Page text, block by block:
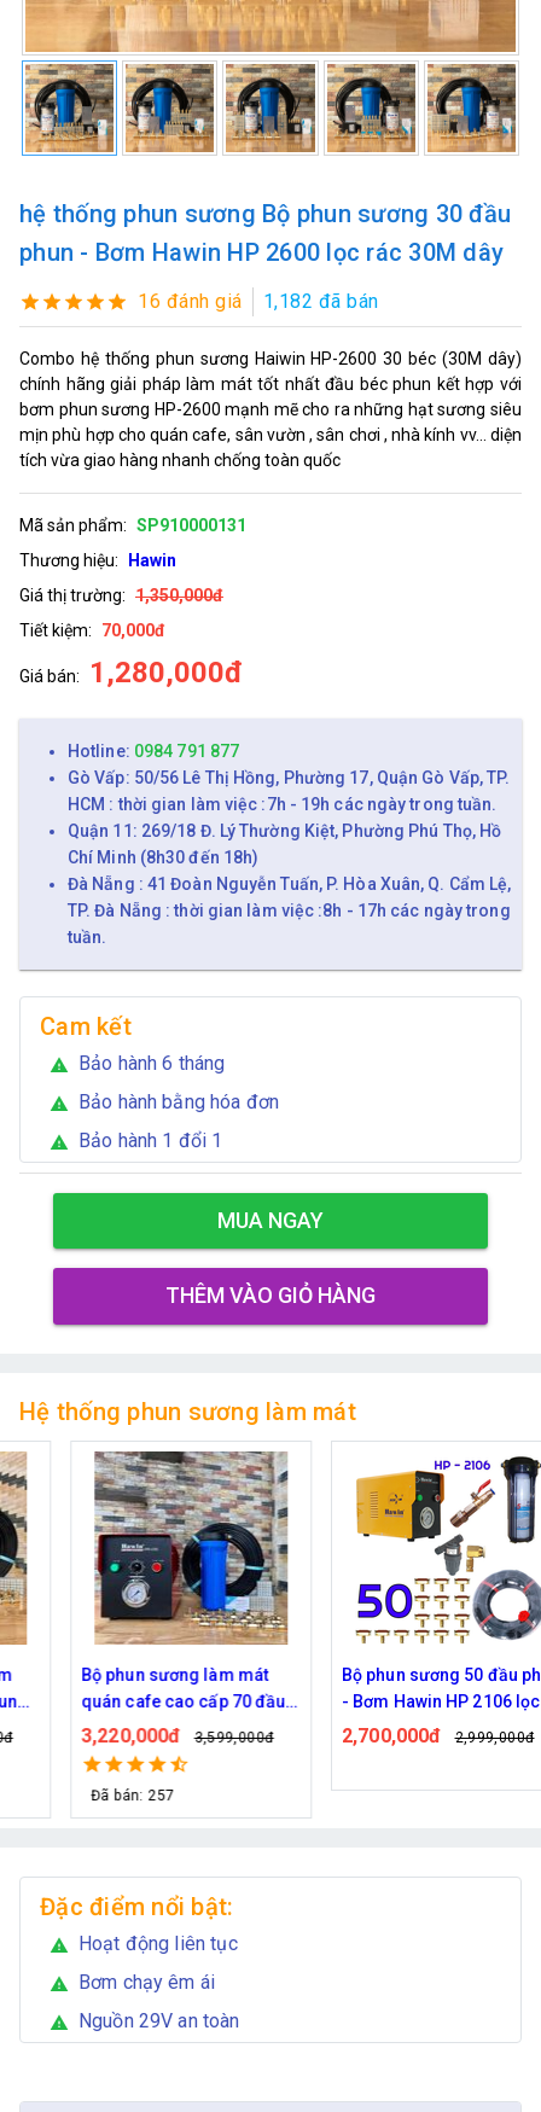
hệ thống phun sương Bộ phun sương 30 đầu
phun - Bơm Hawin HP 2600 lọc rác 30M dây
16 đánh giá 1,182 đã bán
Combo hệ thống phun sương Haiwin HP-2600 30 béc (30M dây)
chính hãng giải pháp làm mát tốt nhất đầu béc phun kết hợp với
bơm phun sương HP-2600 mạnh mẽ cho ra những hạt sương siêu
mịn phù hợp cho quán cafe, sân vườn , sân chơi , nhà kính vv... diện
tích vừa giao hàng nhanh chống toàn quốc
Mã sản phẩm: SP910000131
Thương hiệu:
Hawin
Giá thị trường: 1,350,000đ
Tiết kiệm:
70,000đ
Giá bán: 1,280,000đ
Hotline: 0984 791 877
Gò Vấp: 50/56 Lê Thị Hồng, Phường 17, Quận Gò Vấp, TP.
HCM : thời gian làm việc :7h - 19h các ngày trong tuần.
Quận 11: 269/18 Đ. Lý Thường Kiệt, Phường Phú Thọ, Hồ
Chí Minh (8h30 đến 18h)
Đà Nẵng : 41 Đoàn Nguyễn Tuấn, P. Hòa Xuân, Q. Cẩm Lệ,
TP. Đà Nẵng : thời gian làm việc :8h - 17h các ngày trong
tuần.
Cam kết
warning Bảo hành 6 tháng
warning Bảo hành bằng hóa đơn
warning Bảo hành 1 đổi 1
MUA NGAY
THÊM VÀO GIỎ HÀNG
Hệ thống phun sương làm mát
Bộ phun sương làm mát
quán cafe cao cấp 70 đầu
3,220,000đ 3,599,000đ
Đã bán: 257
Bộ phun sương 50 đầu phun
- Bơm Hawin HP 2106 lọc
rác 50M dây
2,700,000đ 2,999,000đ
Đặc điểm nổi bật:
warning Hoạt động liên tục
warning Bơm chạy êm ái
warning Nguồn 29V an toàn